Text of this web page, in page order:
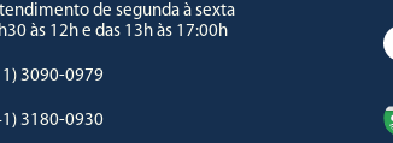
de segunda à sexta
às 12h e das 13h às 17:00h
3090-0979
3180-0930